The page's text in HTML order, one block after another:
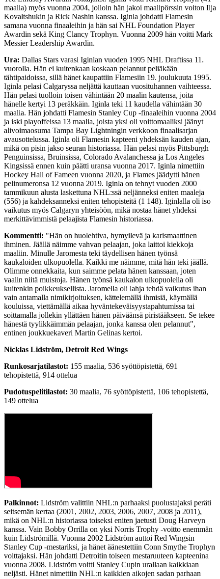
maalia) myös vuonna 2004, jolloin hän jakoi maalipörssin voiton Ilja
Kovaltshukin ja Rick Nashin kanssa. Iginla johdatti Flamesin
samana vuonna finaaleihin ja hän sai NHL Foundation Player
Awardin sekä King Clancy Trophyn. Vuonna 2009 hän voitti Mark
Messier Leadership Awardin.
Ura: Dallas Stars varasi Iginlan vuoden 1995 NHL Draftissa 11.
vuorolla. Hän ei kuitenkaan koskaan pelannut peliäkään
tähtipaidoissa, sillä hänet kaupattiin Flamesiin 19. joulukuuta 1995.
Iginla pelasi Calgaryssa neljättä kauttaan vuosituhannen vaihteessa.
Hän pelasi tuolloin toisen vähintään 20 maalin kautensa, joita
hänelle kertyi 13 peräkkäin. Iginla teki 11 kaudella vähintään 30
maalia. Hän johdatti Flamesin Stanley Cup -finaaleihin vuonna 2004
ja iski playoffeissa 13 maalia, joista yksi oli voittomaaliksi jäänyt
alivoimaosuma Tampa Bay Lightningin verkkoon finaalisarjan
avausottelussa. Iginla oli Flamesin kapteeni yhdeksän kauden ajan,
mikä on pisin jakso seuran historiassa. Hän pelasi myös Pittsburgh
Penguinsissa, Bruinsissa, Colorado Avalanchessa ja Los Angeles
Kingsissä ennen kuin päätti uransa vuonna 2017. Iginla nimettiin
Hockey Hall of Fameen vuonna 2020, ja Flames jäädytti hänen
pelinumeronsa 12 vuonna 2019. Iginla on tehnyt vuoden 2000
tammikuun alusta laskettuna NHL:ssä neljänneksi eniten maaleja
(556) ja kahdeksanneksi eniten tehopisteitä (1 148). Iginlalla oli iso
vaikutus myös Calgaryn yhteisöön, mikä nostaa hänet yhdeksi
merkittävimmistä pelaajista Flamesin historiassa.
Kommentti: "Hän on huolehtiva, hymyilevä ja karismaattinen
ihminen. Jäällä näimme vahvan pelaajan, joka laittoi kiekkoja
maaliin. Minulle Jaromesta teki täydellisen hänen työnsä
kaukaloiden ulkopuolella. Kaikki me näimme, mitä hän teki jäällä.
Olimme onnekkaita, kun saimme pelata hänen kanssaan, joten
vaalin niitä muistoja. Hänen työnsä kaukalon ulkopuolella oli
kuitenkin poikkeuksellista. Jaromella oli lahja tehdä vaikutus ihan
vain antamalla nimikirjoituksen, kättelemällä ihmisiä, käymällä
kouluissa, viettämällä aikaa hyväntekeväisyystapahtumissa tai
soittamalla jollekin yllättäen hänen päiväänsä piristääkseen. Se tekee
hänestä tyylikkäimmän pelaajan, jonka kanssa olen pelannut",
entinen joukkuekaveri Martin Gelinas kertoi.
Nicklas Lidström, Detroit Red Wings
Runkosarjatilastot: 155 maalia, 536 syöttöpistettä, 691
tehopistettä, 914 ottelua
Pudotuspelitilastot: 30 maalia, 76 syöttöpistettä, 106 tehopistettä,
149 ottelua
Palkinnot: Lidström valittiin NHL:n parhaaksi puolustajaksi peräti
seitsemän kertaa (2001, 2002, 2003, 2006, 2007, 2008 ja 2011),
mikä on NHL:n historiassa toiseksi eniten jaetusti Doug Harveyn
kanssa. Vain Bobby Orrilla on yksi Norris Trophy -voitto enemmän
kuin Lidströmillä. Vuonna 2002 Lidström auttoi Red Wingsin
Stanley Cup -mestariksi, ja hänet äänestettiin Conn Smythe Trophyn
voittajaksi. Hän johdatti Detroitin toiseen mestaruuteen kapteenina
vuonna 2008. Lidström voitti Stanley Cupin urallaan kaikkiaan
neljästi. Hänet nimettiin NHL:n kaikkien aikojen sadan parhaan